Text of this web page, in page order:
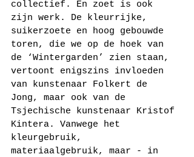
collectief. En zoet is ook
zijn werk. De kleurrijke,
suikerzoete en hoog gebouwde
toren, die we op de hoek van
de ‘Wintergarden’ zien staan,
vertoont enigszins invloeden
van kunstenaar Folkert de
Jong, maar ook van de
Tsjechische kunstenaar Kristof
Kintera. Vanwege het
kleurgebruik,
materiaalgebruik, maar - in